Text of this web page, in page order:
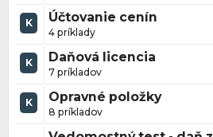
K Účtovanie cenín
4 príklady
K Daňová licencia
7 príkladov
K Opravné položky
8 príkladov